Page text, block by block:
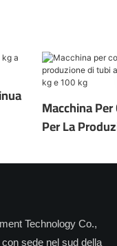
Macchina
Per La
Technology Co.,
sede nel sud della